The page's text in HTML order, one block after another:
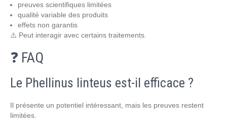
preuves scientifiques limitées
qualité variable des produits
effets non garantis
⚠️ Peut interagir avec certains traitements.
❓ FAQ
Le Phellinus linteus est-il efficace ?
Il présente un potentiel intéressant, mais les preuves restent
limitées.